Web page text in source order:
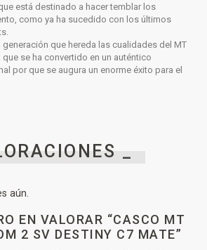
está destinado a hacer temblar los
como ya ha sucedido con los últimos
generación que hereda las cualidades del MT
que se ha convertido en un auténtico
por que se augura un enorme éxito para el
_
aún.
EN VALORAR “CASCO MT
2 SV DESTINY C7 MATE”